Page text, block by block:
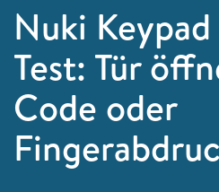
Nuki
Test: Tür
Code oder